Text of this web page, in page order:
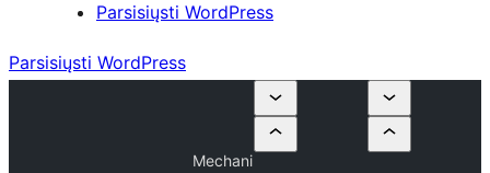
Parsisiųsti WordPress
Parsisiųsti WordPress
Mechani